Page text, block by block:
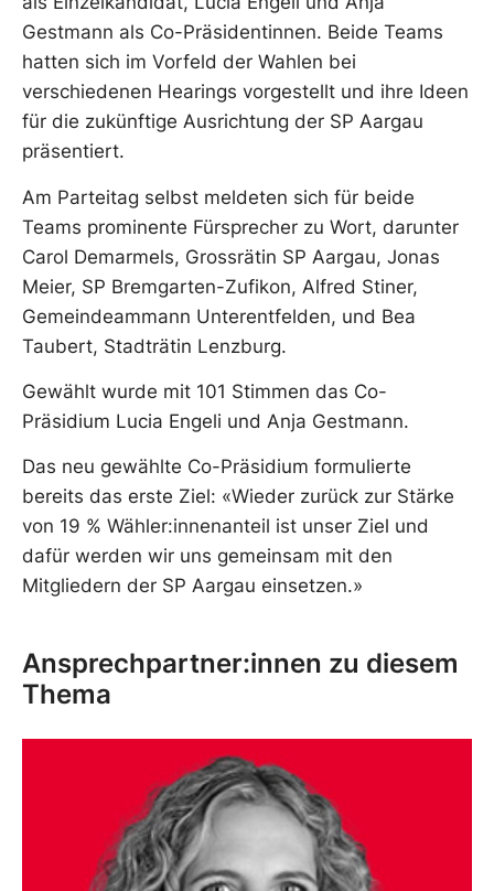
Gestmann als Co-Präsidentinnen. Beide Teams
hatten sich im Vorfeld der Wahlen bei
verschiedenen Hearings vorgestellt und ihre Ideen
für die zukünftige Ausrichtung der SP Aargau
präsentiert.
Am Parteitag selbst meldeten sich für beide
Teams prominente Fürsprecher zu Wort, darunter
Carol Demarmels, Grossrätin SP Aargau, Jonas
Meier, SP Bremgarten-Zufikon, Alfred Stiner,
Gemeindeammann Unterentfelden, und Bea
Taubert, Stadträtin Lenzburg.
Gewählt wurde mit 101 Stimmen das Co-
Präsidium Lucia Engeli und Anja Gestmann.
Das neu gewählte Co-Präsidium formulierte
bereits das erste Ziel: «Wieder zurück zur Stärke
von 19 % Wähler:innenanteil ist unser Ziel und
dafür werden wir uns gemeinsam mit den
Mitgliedern der SP Aargau einsetzen.»
Ansprechpartner:innen zu diesem
Thema